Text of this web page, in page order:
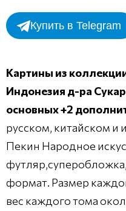
Купить в Telegram
Картины из
Индонезия д-ра
основных +2
русском, китайском и
Пекин Народное
формат. Размер
вес каждого тома